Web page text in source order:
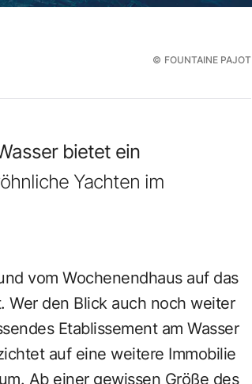
© FOUNTAINE PAJOT
bietet ein
Yachten im
vom Wochenendhaus auf das
Wer den Blick auch noch weiter
Etablissement am Wasser
auf eine weitere Immobilie
Ab einer gewissen Größe des